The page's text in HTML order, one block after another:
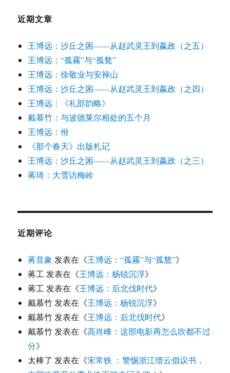
近期文章
王博远：沙丘之困——从赵武灵王到嬴政（之五）
王博远：“孤霧”与“孤鶩”
王博远：徐敬业与安禄山
王博远：沙丘之困——从赵武灵王到嬴政（之四）
王博远：《礼部韵略》
戴慕竹：与波德莱尔相处的五个月
王博远：佾
《那个春天》出版札记
王博远：沙丘之困——从赵武灵王到嬴政（之三）
蒋琦：大雪访梅岭
近期评论
蒋音象 发表在《王博远：“孤霧”与“孤鶩”》
蒋工 发表在《王博远：杨锐沉浮》
蒋工 发表在《王博远：后北伐时代》
戴慕竹 发表在《王博远：杨锐沉浮》
戴慕竹 发表在《王博远：后北伐时代》
戴慕竹 发表在《高肖峰：这部电影再怎么吹都不过
分》
太棒了 发表在《宋常铁 ：警惕浙江缙云倡议书，